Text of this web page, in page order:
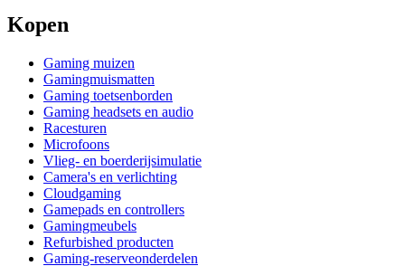
Kopen
Gaming muizen
Gamingmuismatten
Gaming toetsenborden
Gaming headsets en audio
Racesturen
Microfoons
Vlieg- en boerderijsimulatie
Camera's en verlichting
Cloudgaming
Gamepads en controllers
Gamingmeubels
Refurbished producten
Gaming-reserveonderdelen